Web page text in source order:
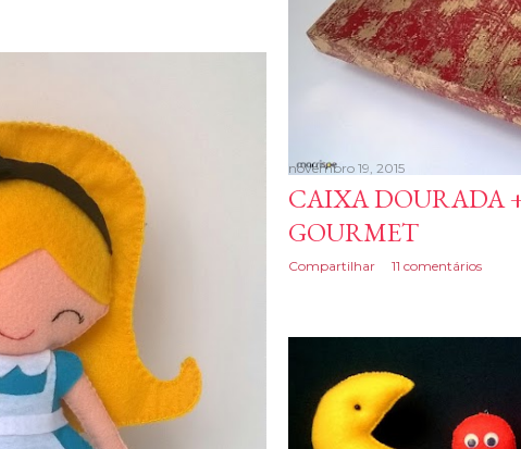
novembro 19, 2015
CAIXA DOURADA
GOURMET
Compartilhar 11 comentários